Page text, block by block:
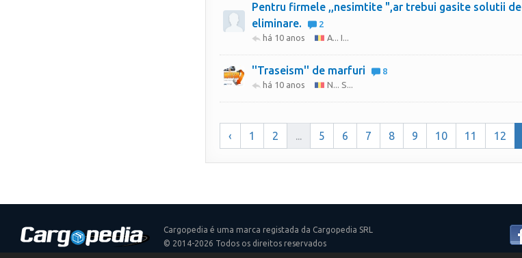
Pentru firmele ,,nesimtite ",ar trebui gasite solutii de
eliminare.
2
há 10 anos
A... I...
''Traseism'' de marfuri
8
há 10 anos
N... S...
‹ 1 2 ... 5 6 7 8 9 10 11 12
Cargopedia é uma marca registada da Cargopedia SRL
© 2014-2026 Todos os direitos reservados